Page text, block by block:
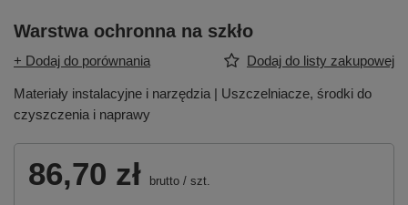
Warstwa ochronna na szkło
+ Dodaj do porównania Dodaj do listy zakupowej
Materiały instalacyjne i narzędzia | Uszczelniacze, środki do
czyszczenia i naprawy
86,70 zł brutto / szt.